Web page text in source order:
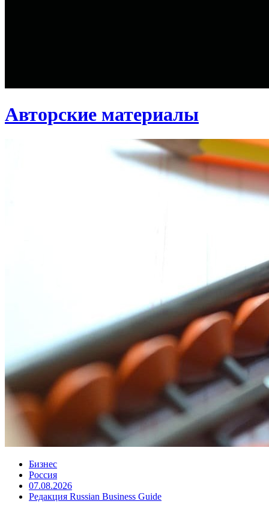
Авторские материалы
Бизнес
Россия
07.08.2026
Редакция Russian Business Guide